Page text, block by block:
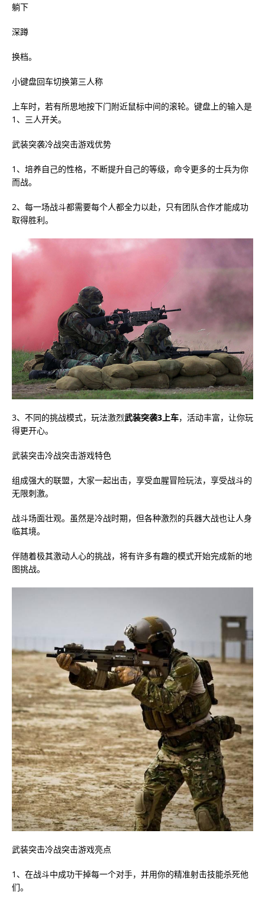
躺下
深蹲
换档。
小键盘回车切换第三人称
上车时，若有所思地按下门附近鼠标中间的滚轮。键盘上的输入是
1、三人开关。
武装突袭冷战突击游戏优势
1、培养自己的性格，不断提升自己的等级，命令更多的士兵为你
而战。
2、每一场战斗都需要每个人都全力以赴，只有团队合作才能成功
取得胜利。
3、不同的挑战模式，玩法激烈武装突袭3上车，活动丰富，让你玩
得更开心。
武装突击冷战突击游戏特色
组成强大的联盟，大家一起出击，享受血腥冒险玩法，享受战斗的
无限刺激。
战斗场面壮观。虽然是冷战时期，但各种激烈的兵器大战也让人身
临其境。
伴随着极其激动人心的挑战，将有许多有趣的模式开始完成新的地
图挑战。
武装突击冷战突击游戏亮点
1、在战斗中成功干掉每一个对手，并用你的精准射击技能杀死他
们。